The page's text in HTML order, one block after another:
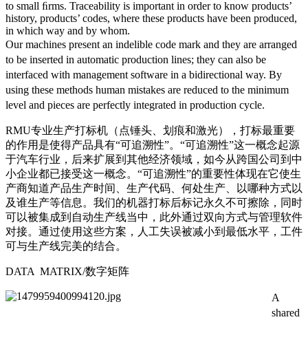
to small ﬁrms. Traceability is important in order to know products’
history, products’ codes, where these products have been produced,
in which way and by whom.
Our machines present an indelible code mark and they are arranged
to be inserted in automatic production lines; they can also be
interfaced with management software in a bidirectional way. By
using these methods human mistakes are reduced to the minimum
level and pieces are perfectly integrated in production cycle.
RMU专业生产打标机（点锤头、划痕和激光），打标最重要
的作用是使得产品具有“可追溯性”。“可追溯性”这一概念起源
于汽车行业，后来扩展到其他经济领域，如今从跨国公司到中
小企业都已接受这一概念。“可追溯性”的重要性体现在它使生
产商知道产品生产时间、生产代码、何处生产、以哪种方式以
及谁生产等信息。我们的机器打标后标记永久不可擦除，同时
可以被集成到自动生产线当中，此外通过双向方式与管理软件
对接。通过使用这些方案，人工失误被减小到最低水平，工件
可与生产线完美的结合。
DATA MATRIX/数字矩阵
A
shared